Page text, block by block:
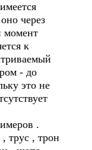
через
момент
к
- до
это не
.
трус , трон